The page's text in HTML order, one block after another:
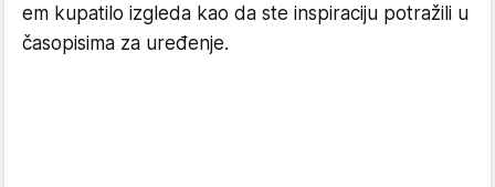
em kupatilo izgleda kao da ste inspiraciju potražili u
časopisima za uređenje.